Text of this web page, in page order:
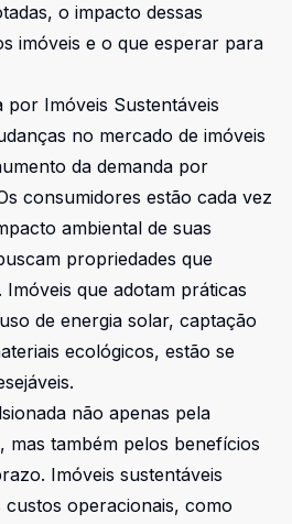
o impacto dessas
imóveis e o que esperar para
por Imóveis Sustentáveis
no mercado de imóveis
da demanda por
consumidores estão cada vez
ambiental de suas
propriedades que
que adotam práticas
de energia solar, captação
ecológicos, estão se
não apenas pela
mas também pelos benefícios
Imóveis sustentáveis
operacionais, como